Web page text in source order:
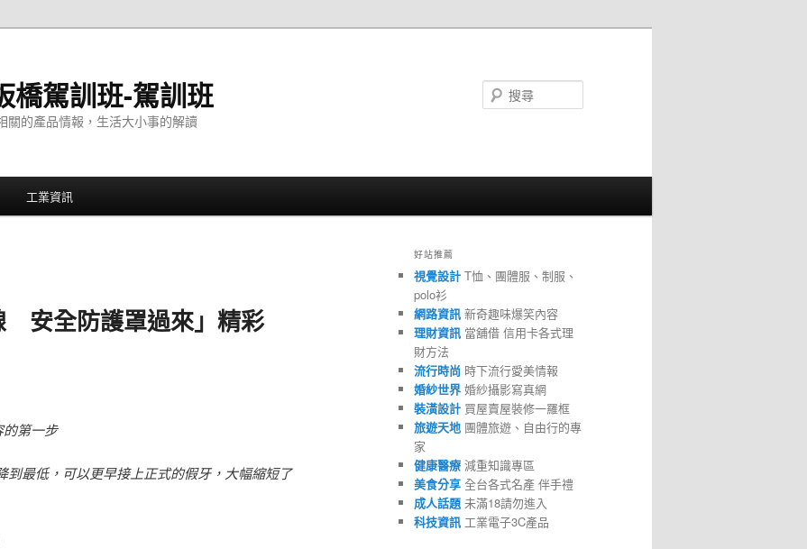
橋駕訓班-駕訓班
關的產品情報，生活大小事的解讀
工業資訊
安全防護罩過來」精彩
第一步
到最低，可以更早接上正式的假牙，大幅縮短了
好站推薦
視覺設計 T恤、團體服、制服、
polo衫
網路資訊 新奇趣味爆笑內容
理財資訊 當舖借 信用卡各式理
財方法
流行時尚 時下流行愛美情報
婚紗世界 婚紗攝影寫真網
裝潢設計 買屋賣屋裝修一羅框
旅遊天地 團體旅遊、自由行的專
家‎
健康醫療減重知識專區
美食分享 全台各式名產 伴手禮
成人話題 未滿18請勿進入
科技資訊 工業電子3C產品